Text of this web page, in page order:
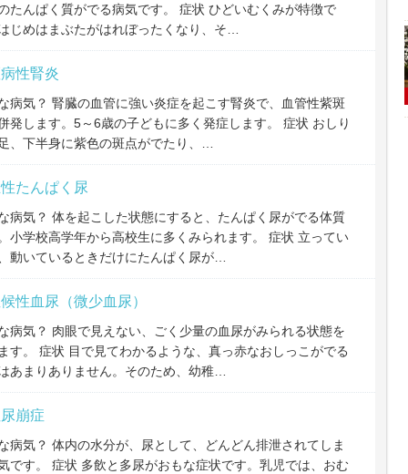
たんぱく質がでる病気です。 症状 ひどいむくみが特徴で
じめはまぶたがはれぼったくなり、そ…
性腎炎
病気？ 腎臓の血管に強い炎症を起こす腎炎で、血管性紫斑
発します。5～6歳の子どもに多く発症します。 症状 おしり
、下半身に紫色の斑点がでたり、…
たんぱく尿
病気？ 体を起こした状態にすると、たんぱく尿がでる体質
小学校高学年から高校生に多くみられます。 症状 立ってい
動いているときだけにたんぱく尿が…
性血尿（微少血尿）
病気？ 肉眼で見えない、ごく少量の血尿がみられる状態を
す。 症状 目で見てわかるような、真っ赤なおしっこがでる
あまりありません。そのため、幼稚…
崩症
病気？ 体内の水分が、尿として、どんどん排泄されてしま
です。 症状 多飲と多尿がおもな症状です。乳児では、おむ